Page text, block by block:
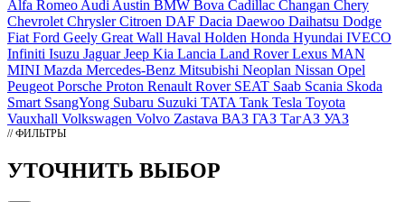
Alfa Romeo Audi Austin BMW Bova Cadillac Changan Chery
Chevrolet ChryslerCitroen DAF Dacia Daewoo Daihatsu Dodge
Fiat Ford Geely Great Wall Haval Holden Honda Hyundai IVECO
Infiniti Isuzu JaguarJeep Kia Lancia Land RoverLexus MAN
MINI Mazda Mercedes-Benz Mitsubishi Neoplan Nissan Opel
Peugeot Porsche Proton Renault Rover SEAT Saab Scania Skoda
Smart SsangYong Subaru Suzuki TATA Tank Tesla Toyota
Vauxhall Volkswagen Volvo Zastava ВАЗ ГАЗ ТагАЗ УАЗ
// ФИЛЬТРЫ
УТОЧНИТЬ ВЫБОР